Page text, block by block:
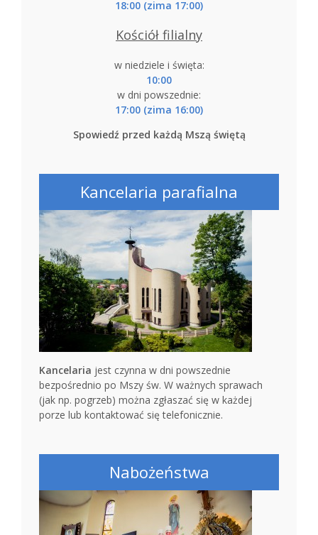
18:00 (zima 17:00)
Kościół filialny
w niedziele i święta:
10:00
w dni powszednie:
17:00 (zima 16:00)
Spowiedź przed każdą Mszą świętą
Kancelaria parafialna
Kancelaria jest czynna w dni powszednie
bezpośrednio po Mszy św. W ważnych sprawach
(jak np. pogrzeb) można zgłaszać się w każdej
porze lub kontaktować się telefonicznie.
Nabożeństwa